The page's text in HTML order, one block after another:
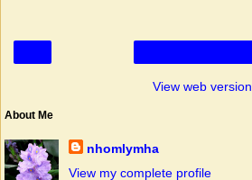
View web version
About Me
nhomlymha
View my complete profile